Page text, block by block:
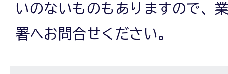
いのないものもありますので、
署へお問合せください。